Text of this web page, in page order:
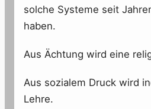
solche Systeme seit
haben.
Aus Ächtung wird eine
Aus sozialem Druck wird
Lehre.